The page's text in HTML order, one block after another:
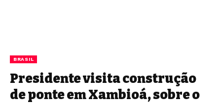
BRASIL
Presidente visita construção
de ponte em Xambioá, sobre o